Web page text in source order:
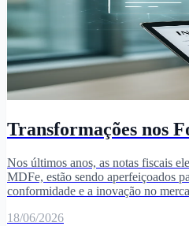
Transformações nos
Nos últimos anos, as notas fiscais
MDFe, estão sendo aperfeiçoados
conformidade e a inovação no
18/06/2026